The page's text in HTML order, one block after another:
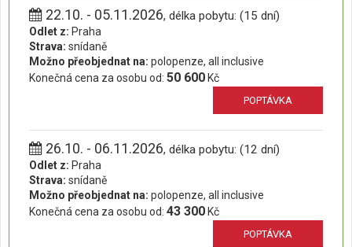
22.10. - 05.11.2026, délka pobytu: (15 dní)
Odlet z: Praha
Strava: snídaně
Možno přeobjednat na: polopenze, all inclusive
Konečná cena za osobu od: 50 600 Kč
POPTÁVKA
26.10. - 06.11.2026, délka pobytu: (12 dní)
Odlet z: Praha
Strava: snídaně
Možno přeobjednat na: polopenze, all inclusive
Konečná cena za osobu od: 43 300 Kč
POPTÁVKA